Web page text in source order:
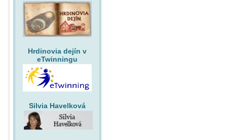
Hrdinovia dejín v
eTwinningu
Silvia Havelková